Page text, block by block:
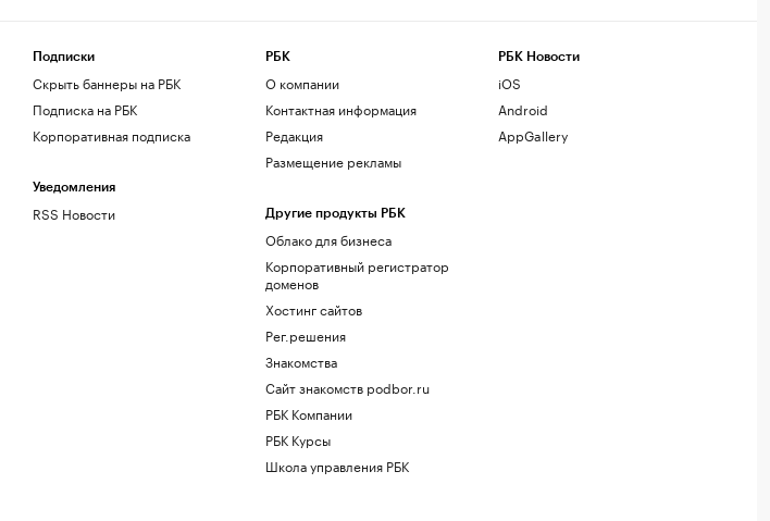
Подписки
Скрыть баннеры на РБК
Подписка на РБК
Корпоративная подписка
Уведомления
RSS Новости
РБК
О компании
Контактная информация
Редакция
Размещение рекламы
Другие продукты РБК
Облако для бизнеса
Корпоративный регистратор
доменов
Хостинг сайтов
Рег.решения
Знакомства
Сайт знакомств podbor.ru
РБК Компании
РБК Курсы
Школа управления РБК
РБК Новости
iOS
Android
AppGallery